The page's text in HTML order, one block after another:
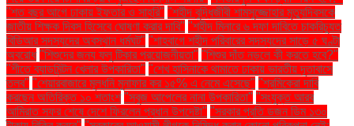
"শত বছর আগে ঢাকায় ইফতার ও সাহ্‌রি" "শহীদ বুদ্ধিজীবী শামসুজ্জোহার মৃত্যুদিবসকে
জাতীয় শিক্ষক দিবস হিসেবে ঘোষণা করার দাবি" "শহীদ মিনারে ৬ দফা দাবিতে চাকরিচ্যুত
বিডিআর সদস্যদের অবস্থান ধর্মঘট" "শাহবাগে শহীদ পরিবারের সদস্যদের সাড়ে ৫ ঘণ্টা
অবরোধ "শিশুদের জন্য ফ্লু টিকার প্রয়োজনীয়তা" "শিশুর দাঁত নড়লে কী করতে হবে?"
"শীতে ব্যাডমিন্টন খেলার উপকারিতা" "শেখ হাসিনাকে থামাতে ঢাকায় ভারতীয় দূতাবাসে
তলব" "শেয়ারবাজারে মূলধনি মুনাফার কর ১৫% এ নেমে এসেছে" "শ্রমিকেরা দাবি
করছেন অতিরিক্ত ১০ শতাংশ "সবুজ আপেলের নানা উপকারিতা" "সংযুক্ত আরব
আমিরাত সফর শেষে দেশে ফিরলেন প্রধান উপদেষ্টা" "সরকার প্রতি ডজন ডিম ১৩০